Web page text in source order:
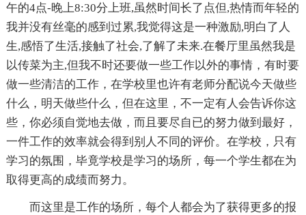
午的4点-晚上8:30分上班,虽然时间长了点但,热情而年轻的
我并没有丝毫的感到过累,我觉得这是一种激励,明白了人
生,感悟了生活,接触了社会,了解了未来.在餐厅里虽然我是
以传菜为主,但我不时还要做一些工作以外的事情，有时要
做一些清洁的工作，在学校里也许有老师分配说今天做些
什么，明天做些什么，但在这里，不一定有人会告诉你这
些，你必须自觉地去做，而且要尽自已的努力做到最好，
一件工作的效率就会得到别人不同的评价。在学校，只有
学习的氛围，毕竟学校是学习的场所，每一个学生都在为
取得更高的成绩而努力。
而这里是工作的场所，每个人都会为了获得更多的报